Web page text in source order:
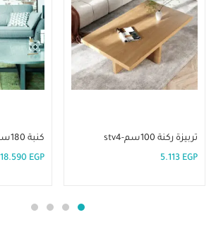
تربيزة ركنة 100سم-stv4
5.113 EGP
كنبة 180سم -sof2
18.590 EGP